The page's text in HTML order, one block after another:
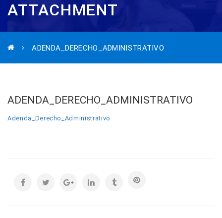
ATTACHMENT
ADENDA_DERECHO_ADMINISTRATIVO
ADENDA_DERECHO_ADMINISTRATIVO
Adenda_Derecho_Administrativo